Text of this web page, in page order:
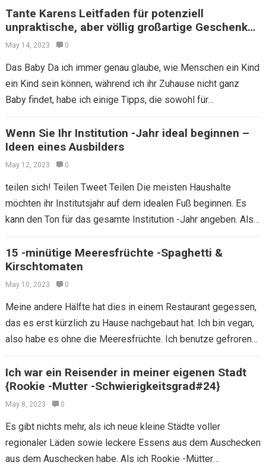
Tante Karens Leitfaden für potenziell
unpraktische, aber völlig großartige Geschenke
für Haushalte
May 14, 2023 0
Das Baby Da ich immer genau glaube, wie Menschen ein Kind
ein Kind sein können, während ich ihr Zuhause nicht ganz
Baby findet, habe ich einige Tipps, die sowohl für…
Wenn Sie Ihr Institution -Jahr ideal beginnen –
Ideen eines Ausbilders
May 12, 2023 0
teilen sich! Teilen Tweet Teilen Die meisten Haushalte
möchten ihr Institutsjahr auf dem idealen Fuß beginnen. Es
kann den Ton für das gesamte Institution -Jahr angeben. Als
15 -minütige Meeresfrüchte -Spaghetti &
Kirschtomaten
May 10, 2023 0
Meine andere Hälfte hat dies in einem Restaurant gegessen,
das es erst kürzlich zu Hause nachgebaut hat. Ich bin vegan,
also habe es ohne die Meeresfrüchte. Ich benutze gefrorene
Ich war ein Reisender in meiner eigenen Stadt
{Rookie -Mutter -Schwierigkeitsgrad#24}
May 8, 2023 0
Es gibt nichts mehr, als ich neue kleine Städte voller
regionaler Läden sowie leckere Essens aus dem Auschecken
aus dem Auschecken habe. Als ich Rookie -Mütter